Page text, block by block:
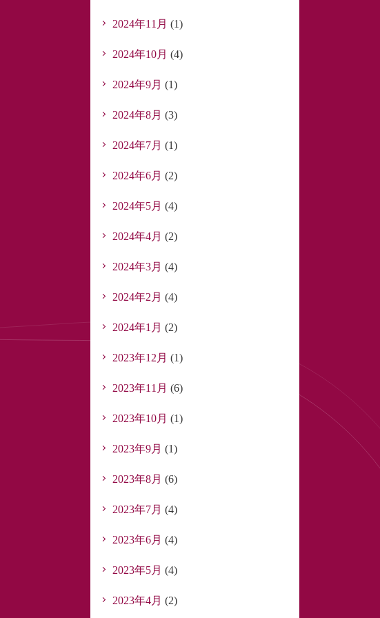
2024年11月 (1)
2024年10月 (4)
2024年9月 (1)
2024年8月 (3)
2024年7月 (1)
2024年6月 (2)
2024年5月 (4)
2024年4月 (2)
2024年3月 (4)
2024年2月 (4)
2024年1月 (2)
2023年12月 (1)
2023年11月 (6)
2023年10月 (1)
2023年9月 (1)
2023年8月 (6)
2023年7月 (4)
2023年6月 (4)
2023年5月 (4)
2023年4月 (2)